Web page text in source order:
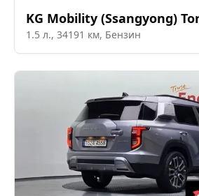
KG Mobility (Ssangyong)
1.5 л., 34191 км, Бензин